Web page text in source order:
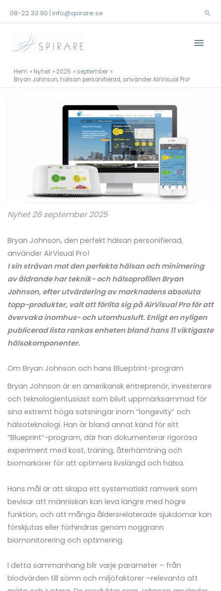
08-22 33 90 info@spirare.se Sök
Hem Nyhet 2025
september
Bryan Johnson, hälsan personifierad, använder AirVisual Pro!
Nyhet 26 september 2025
Bryan Johnson, den perfekt hälsan personifierad,
använder AirVisual Pro!
I sin strävan mot den perfekta hälsan och minimering
av åldrande har teknik- och hälsoprofilen Bryan
Johnson, efter utvärdering av marknadens absoluta
topp-produkter, valt att förlita sig på AirVisual Pro för att
övervaka inomhus- och utomhusluft. Enligt en nyligen
publicerad lista rankas enheten bland hans 11 viktigaste
hälsokomponenter.
Om Bryan Johnson och hans Blueptrint-program
Bryan Johnson är en amerikansk entreprenör, investerare
och teknologientusiast som blivit uppmärksammad för
sina extremt höga satsningar inom “longevity” och
hälsoteknologi. Han är bland annat känd för sitt
“Blueprint”-program, där han dokumenterar rigorösa
experiment med kost, träning, återhämtning och
biomarkörer för att optimera livslängd och hälsa.
Hans mål är att skapa ett systematiskt ramverk som
bevisar att människan kan leva längre med högre
funktion, och att många åldersrelaterade sjukdomar kan
förskjutas eller förhindras genom noggrann
biomonitorering och optimering.
I detta sammanhang blir varje parameter – från
blodvärden till sömn och miljöfaktorer –relevanta att